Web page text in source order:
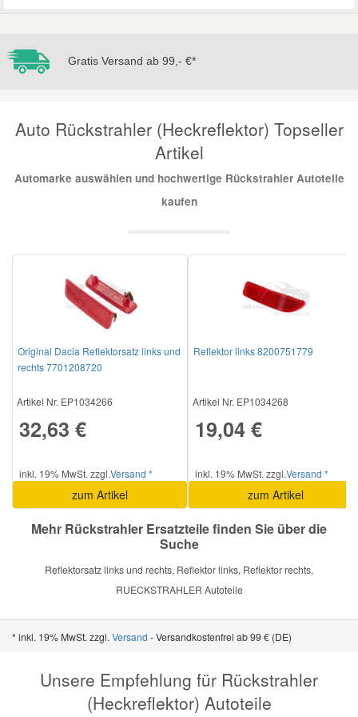
Gratis Versand ab 99,- €*
Auto Rückstrahler (Heckreflektor) Topseller
Artikel
Automarke auswählen und hochwertige Rückstrahler Autoteile
kaufen
Original Dacia Reflektorsatz links und
rechts 7701208720
Artikel Nr. EP1034266
32,63 €
inkl. 19% MwSt. zzgl.Versand *
zum Artikel
Reflektor links 8200751779
Artikel Nr. EP1034268
19,04 €
inkl. 19% MwSt. zzgl.Versand *
zum Artikel
Mehr Rückstrahler Ersatzteile finden Sie über die
Suche
Reflektorsatz links und rechts, Reflektor links, Reflektor rechts,
RUECKSTRAHLER Autoteile
* inkl. 19% MwSt. zzgl. Versand - Versandkostenfrei ab 99 € (DE)
Unsere Empfehlung für Rückstrahler
(Heckreflektor) Autoteile
Mini Ersatzteile
Mitsubishi Ersatzteile
Seat Ersatzteile
Skoda Ersatzteile
Smart Ersatzteile
Suzuki Ersatzteile
Toyota Ersatzteile
Vauxhall Ersatzteile